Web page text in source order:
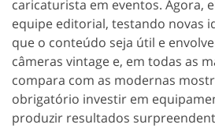
caricaturista em eventos. Agora,
equipe editorial, testando novas
que o conteúdo seja útil e
câmeras vintage e, em todas as
compara com as modernas
obrigatório investir em
produzir resultados